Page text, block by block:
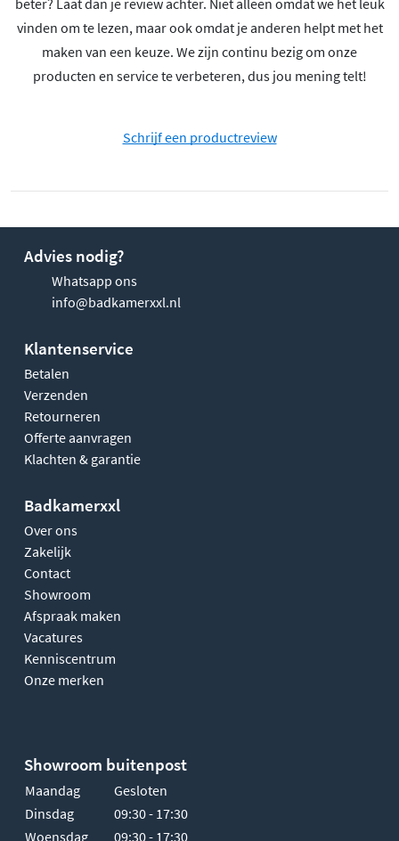
beter? Laat dan je review achter. Niet alleen omdat we het leuk
vinden om te lezen, maar ook omdat je anderen helpt met het
maken van een keuze. We zijn continu bezig om onze
producten en service te verbeteren, dus jou mening telt!
Schrijf een productreview
Advies nodig?
Whatsapp ons
info@badkamerxxl.nl
Klantenservice
Betalen
Verzenden
Retourneren
Offerte aanvragen
Klachten & garantie
Badkamerxxl
Over ons
Zakelijk
Contact
Showroom
Afspraak maken
Vacatures
Kenniscentrum
Onze merken
Showroom buitenpost
Maandag
Gesloten
Dinsdag
09:30 - 17:30
Woensdag
09:30 - 17:30